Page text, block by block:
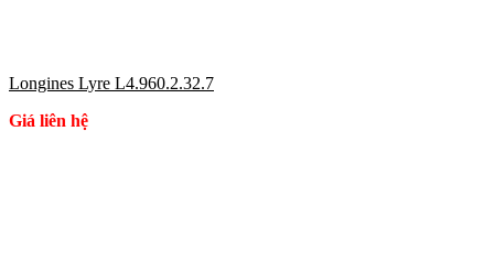
Longines Lyre L4.960.2.32.7
Giá liên hệ